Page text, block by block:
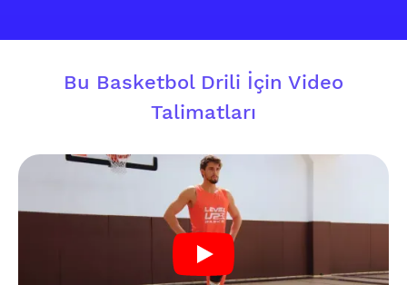
Bu Basketbol Drili İçin Video
Talimatları